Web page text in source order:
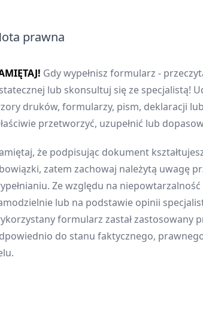
prawna
Gdy wypełnisz formularz -
lub skonsultuj się ze specjalistą!
druków, formularzy, pism, deklaracji
przetworzyć, uzupełnić lub
że podpisując dokument
zatem zachowaj należytą uwagę
Ze względu na
lub na podstawie opinii
formularz zastał zastosowany
do stanu faktycznego,